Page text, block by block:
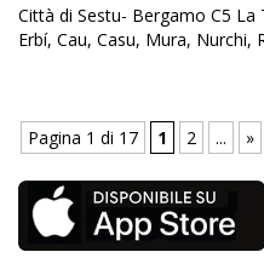
Città di Sestu- Bergamo C5
Erbí, Cau, Casu, Mura, Nurchi,
Pagina 1 di 17 1 2 ... »